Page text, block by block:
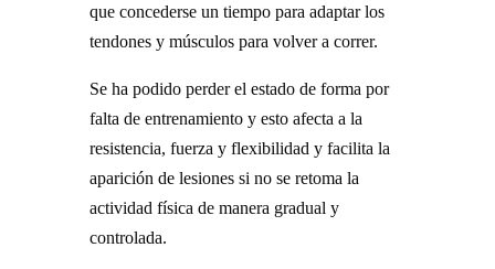
que concederse un tiempo para adaptar los
tendones y músculos para volver a correr.
Se ha podido perder el estado de forma por
falta de entrenamiento y esto afecta a la
resistencia, fuerza y flexibilidad y facilita la
aparición de lesiones si no se retoma la
actividad física de manera gradual y
controlada.